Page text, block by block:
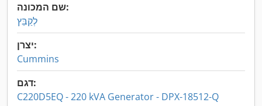
שם המכונה:
לְקַבֵּץ
יצרן:
Cummins
דגם:
C220D5EQ - 220 kVA Generator - DPX-18512-Q